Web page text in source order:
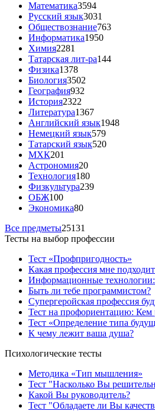
Математика3594
Русский язык3031
Обществознание763
Информатика1950
Химия2281
Татарская лит-ра144
Физика1378
Биология3502
География932
История2322
Литература1367
Английский язык1948
Немецкий язык579
Татарский язык520
МХК201
Астрономия20
Технология180
Физкультура239
ОБЖ100
Экономика80
Все предметы25131
Тесты на выбор профессии
Тест «Профпригодность»
Какая профессия мне
Информационные
Быть ли тебе программистом?
Супергеройская профессия
Тест на профориентацию: Кем
Тест «Определение типа
К чему лежит ваша душа?
Психологические тесты
Методика «Тип мышления»
Тест "Насколько Вы
Какой Вы руководитель?
Тест "Обладаете ли Вы